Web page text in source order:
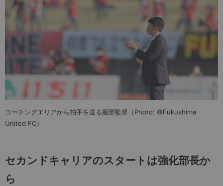
コーチングエリアから拍手を送る服部監督（Photo: ©Fukushima
United FC）
セカンドキャリアのスタートは強化部長か
ら